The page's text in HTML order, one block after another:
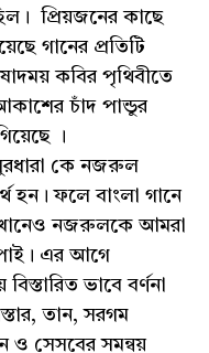
প্রিয়জনের কাছে
গানের প্রতিটি
কবির পৃথিবীতে
চাঁদ পান্ডুর
।
সুরধারা কে নজরুল
হন। ফলে বাংলা গানে
নজরুলকে আমরা
এর আগে
ভাবে বর্ণনা
তান, সরগম
ও সেসবের সমন্বয়